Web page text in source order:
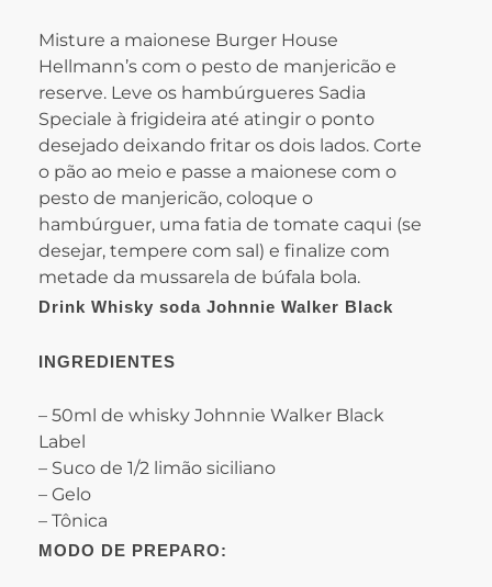
Misture a maionese Burger House
Hellmann’s com o pesto de manjericão e
reserve. Leve os hambúrgueres Sadia
Speciale à frigideira até atingir o ponto
desejado deixando fritar os dois lados. Corte
o pão ao meio e passe a maionese com o
pesto de manjericão, coloque o
hambúrguer, uma fatia de tomate caqui (se
desejar, tempere com sal) e finalize com
metade da mussarela de búfala bola.
Drink Whisky soda Johnnie Walker Black
INGREDIENTES
– 50ml de whisky Johnnie Walker Black
Label
– Suco de 1/2 limão siciliano
– Gelo
– Tônica
MODO DE PREPARO: